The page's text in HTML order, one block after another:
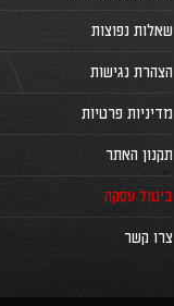
שאלות נפוצות
הצהרת נגישות
מדיניות פרטיות
תקנון האתר
ביטול עסקה
צרו קשר